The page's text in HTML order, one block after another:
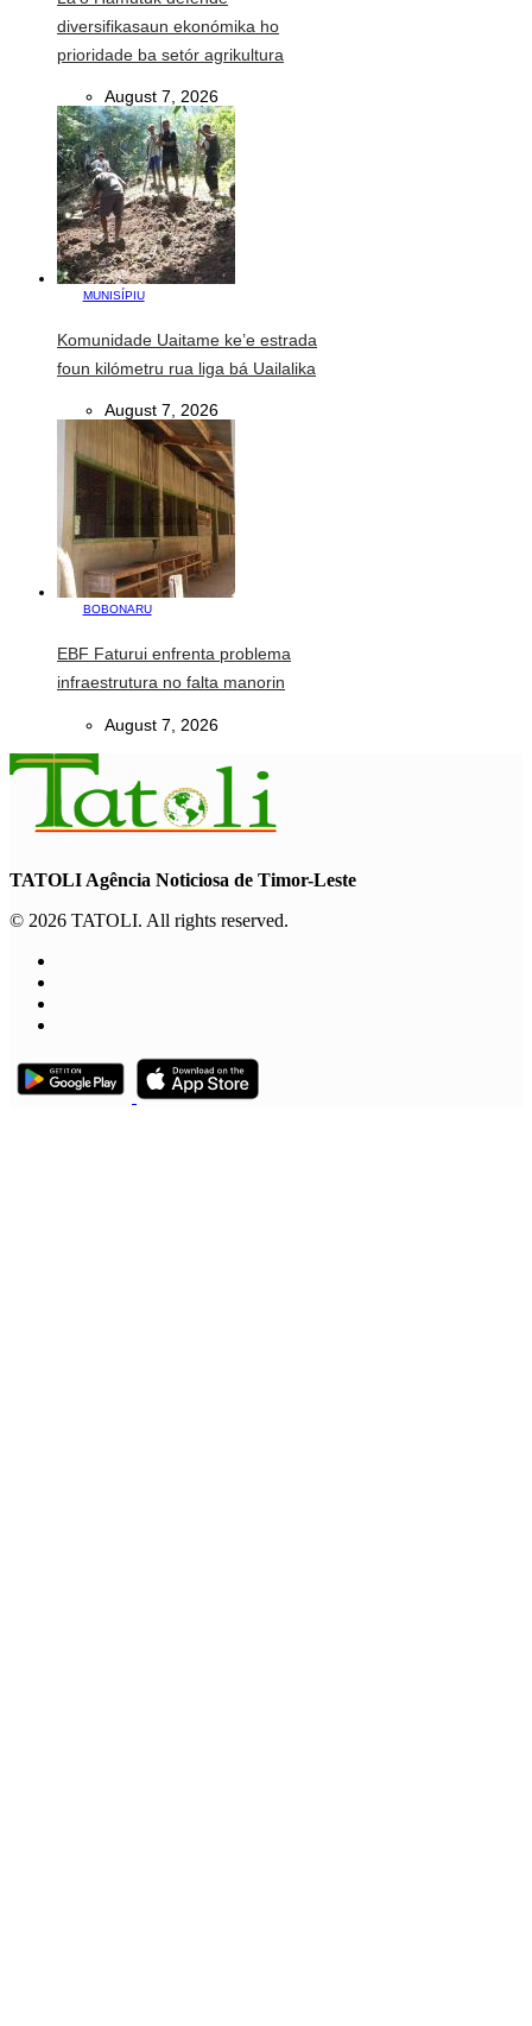
diversifikasaun ekonómika ho
prioridade ba setór agrikultura
August 7, 2026
MUNISÍPIU
Komunidade Uaitame ke’e estrada
foun kilómetru rua liga bá Uailalika
August 7, 2026
BOBONARU
EBF Faturui enfrenta problema
infraestrutura no falta manorin
August 7, 2026
TATOLI Agência Noticiosa de Timor-Leste
© 2026 TATOLI. All rights reserved.